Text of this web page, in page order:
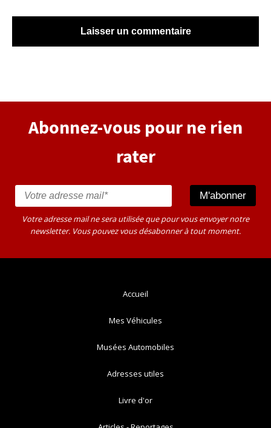
Abonnez-vous pour ne rien
rater
Votre adresse mail ne sera utilisée que pour vous envoyer notre
newsletter. Vous pouvez vous désabonner à tout moment.
Accueil
Mes Véhicules
Musées Automobiles
Adresses utiles
Livre d'or